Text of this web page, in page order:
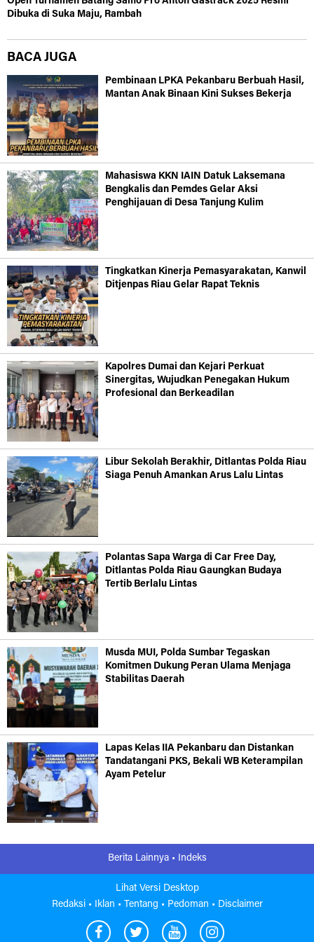
Dibuka di Suka Maju, Rambah
BACA JUGA
Pembinaan LPKA Pekanbaru Berbuah Hasil,
Mantan Anak Binaan Kini Sukses Bekerja
Mahasiswa KKN IAIN Datuk Laksemana
Bengkalis dan Pemdes Gelar Aksi
Penghijauan di Desa Tanjung Kulim
Tingkatkan Kinerja Pemasyarakatan, Kanwil
Ditjenpas Riau Gelar Rapat Teknis
Kapolres Dumai dan Kejari Perkuat
Sinergitas, Wujudkan Penegakan Hukum
Profesional dan Berkeadilan
Libur Sekolah Berakhir, Ditlantas Polda Riau
Siaga Penuh Amankan Arus Lalu Lintas
Polantas Sapa Warga di Car Free Day,
Ditlantas Polda Riau Gaungkan Budaya
Tertib Berlalu Lintas
Musda MUI, Polda Sumbar Tegaskan
Komitmen Dukung Peran Ulama Menjaga
Stabilitas Daerah
Lapas Kelas IIA Pekanbaru dan Distankan
Tandatangani PKS, Bekali WB Keterampilan
Ayam Petelur
Berita Lainnya • Indeks
Lihat Versi Desktop
Redaksi • Iklan • Tentang • Pedoman • Disclaimer